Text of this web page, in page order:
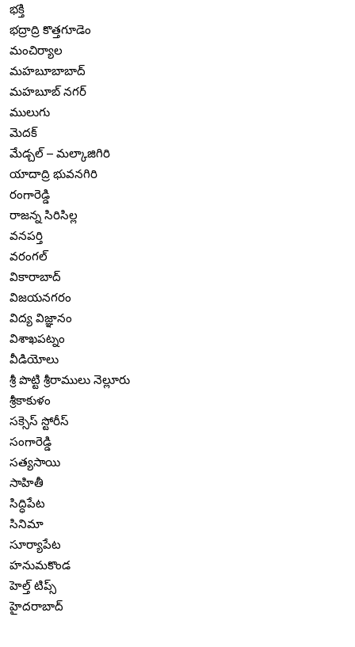
భక్తి
భద్రాద్రి కొత్తగూడెం
మంచిర్యాల
మహబూబాబాద్
మహబూబ్ నగర్
ములుగు
మెదక్
మేడ్చల్ – మల్కాజిగిరి
యాదాద్రి భువనగిరి
రంగారెడ్డి
రాజన్న సిరిసిల్ల
వనపర్తి
వరంగల్
వికారాబాద్
విజయనగరం
విద్య విజ్ఞానం
విశాఖపట్నం
వీడియోలు
శ్రీ పొట్టి శ్రీరాములు నెల్లూరు
శ్రీకాకుళం
సక్సెస్ స్టోరీస్
సంగారెడ్డి
సత్యసాయి
సాహితీ
సిద్ధిపేట
సినిమా
సూర్యాపేట
హనుమకొండ
హెల్త్ టిప్స్
హైదరాబాద్